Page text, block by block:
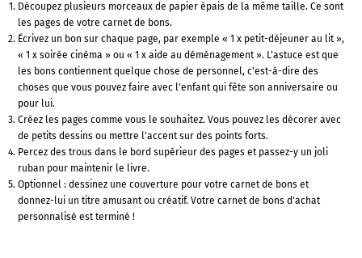
Découpez plusieurs morceaux de papier épais de la même taille. Ce sont
les pages de votre carnet de bons.
Écrivez un bon sur chaque page, par exemple « 1 x petit-déjeuner au lit »,
« 1 x soirée cinéma » ou « 1 x aide au déménagement ». L'astuce est que
les bons contiennent quelque chose de personnel, c'est-à-dire des
choses que vous pouvez faire avec l'enfant qui fête son anniversaire ou
pour lui.
Créez les pages comme vous le souhaitez. Vous pouvez les décorer avec
de petits dessins ou mettre l'accent sur des points forts.
Percez des trous dans le bord supérieur des pages et passez-y un joli
ruban pour maintenir le livre.
Optionnel : dessinez une couverture pour votre carnet de bons et
donnez-lui un titre amusant ou créatif. Votre carnet de bons d'achat
personnalisé est terminé !